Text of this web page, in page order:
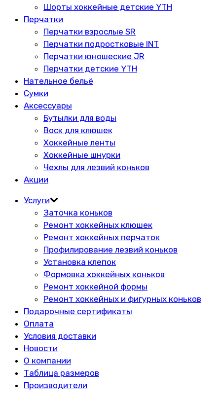
Шорты хоккейные детские YTH
Перчатки
Перчатки взрослые SR
Перчатки подростковые INT
Перчатки юношеские JR
Перчатки детские YTH
Нательное бельё
Сумки
Аксессуары
Бутылки для воды
Воск для клюшек
Хоккейные ленты
Хоккейные шнурки
Чехлы для лезвий коньков
Акции
Услуги
Заточка коньков
Ремонт хоккейных клюшек
Ремонт хоккейных перчаток
Профилирование лезвий коньков
Установка клепок
Формовка хоккейных коньков
Ремонт хоккейной формы
Ремонт хоккейных и фигурных коньков
Подарочные сертификаты
Оплата
Условия доставки
Новости
О компании
Таблица размеров
Производители